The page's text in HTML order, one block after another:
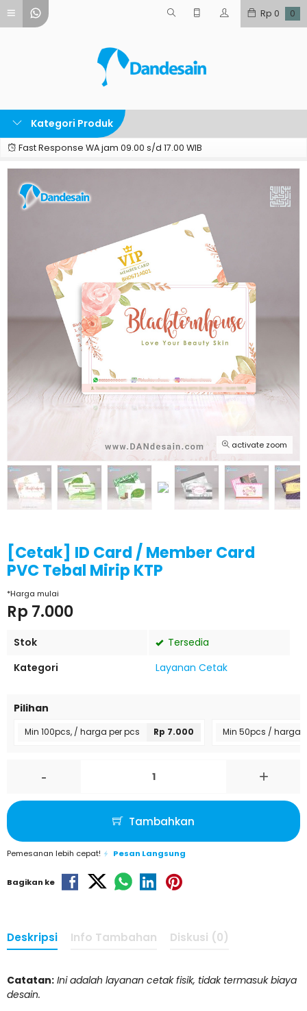
Rp 0 0
Kategori Produk
Fast Response WA jam 09.00 s/d 17.00 WIB
activate zoom
[Cetak] ID Card / Member Card
PVC Tebal Mirip KTP
*Harga mulai
Rp 7.000
Stok
Tersedia
Kategori
Layanan Cetak
Pilihan
Min 100pcs, / harga per pcs Rp 7.000 Min 50pcs / harga
- +
Tambahkan
Pemesanan lebih cepat! Pesan Langsung
Bagikan ke
Deskripsi Info Tambahan Diskusi (0)
Catatan: Ini adalah layanan cetak fisik, tidak termasuk biaya
desain.